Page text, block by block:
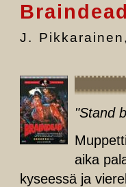
J. Pikkarainen
"Stand
aika
kyseessä ja